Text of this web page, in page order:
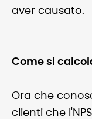
aver causato.
Come si
Ora che
clienti che